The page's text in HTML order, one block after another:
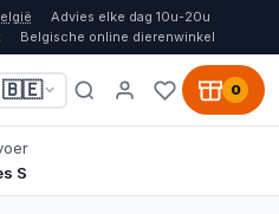
Advies elke dag 10u-20u
Belgische online dierenwinkel
🇧🇪 0
S